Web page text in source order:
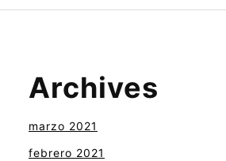
Archives
marzo 2021
febrero 2021